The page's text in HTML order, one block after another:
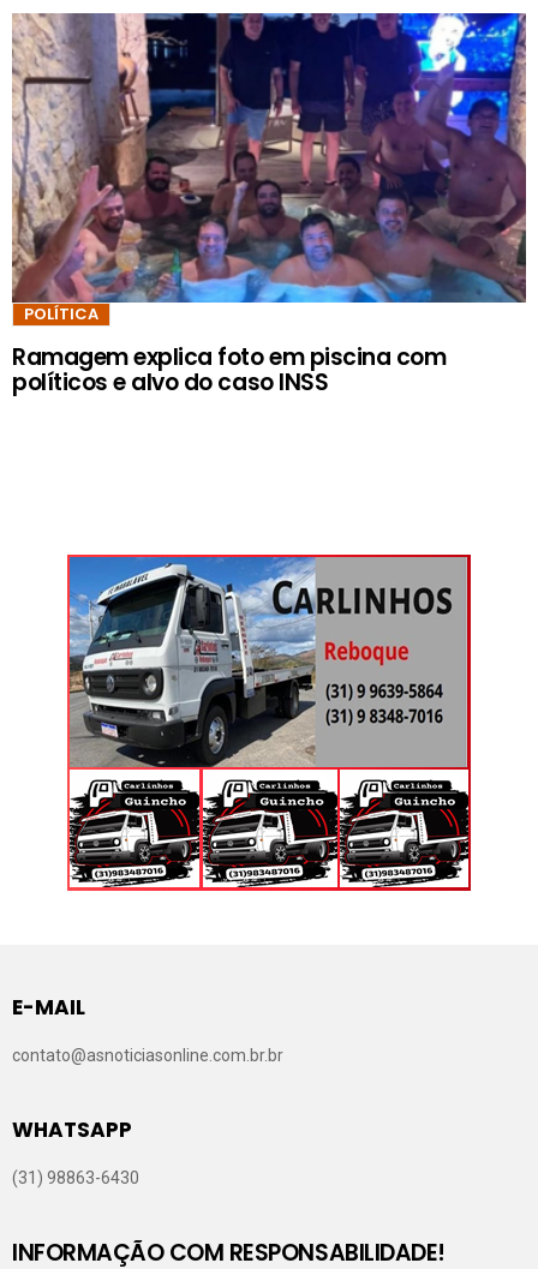
POLÍTICA
Ramagem explica foto em piscina com
políticos e alvo do caso INSS
E-MAIL
contato@asnoticiasonline.com.br.br
WHATSAPP
(31) 98863-6430
INFORMAÇÃO COM RESPONSABILIDADE!